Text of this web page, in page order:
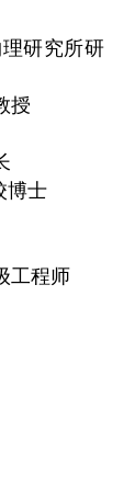
研究所研
授
博士
工程师